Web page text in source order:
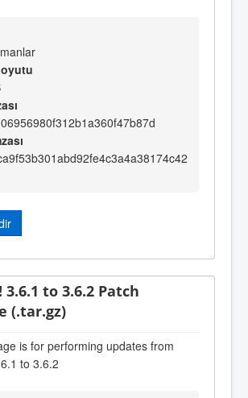
3.6.1 to 3.6.2 Patch
(.tar.gz)
is for performing updates from
to 3.6.2